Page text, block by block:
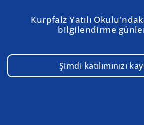
Kurpfalz Yatılı
bilgilendirme
Şimdi katılımınızı